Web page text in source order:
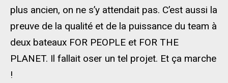
plus ancien, on ne s’y attendait pas. C’est aussi la
preuve de la qualité et de la puissance du team à
deux bateaux FOR PEOPLE et FOR THE
PLANET. Il fallait oser un tel projet. Et ça marche
!